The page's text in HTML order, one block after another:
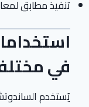
تنفيذ مطابق
في
يُستخدم